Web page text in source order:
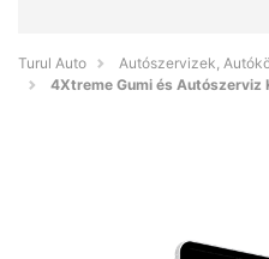
Turul Auto
Autószervizek,
4Xtreme Gumi és Autószerviz